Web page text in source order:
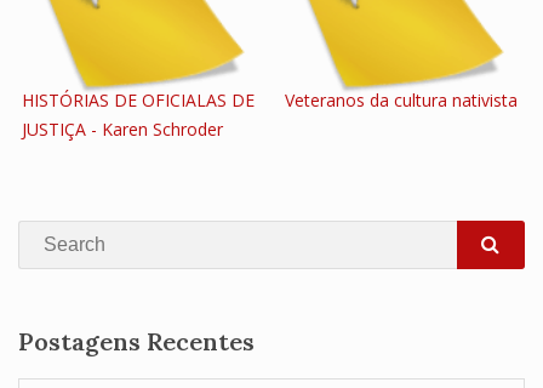
HISTÓRIAS DE OFICIALAS DE
JUSTIÇA - Karen Schroder
Veteranos da cultura nativista
Search
Postagens Recentes